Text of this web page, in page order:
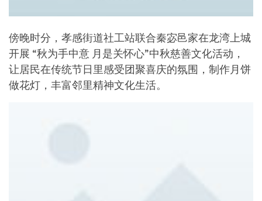
傍晚时分，孝感街道社工站联合秦宓邑家在龙湾上城
开展 “秋为手中意 月是关怀心”中秋慈善文化活动，
让居民在传统节日里感受团聚喜庆的氛围，制作月饼
做花灯，丰富邻里精神文化生活。